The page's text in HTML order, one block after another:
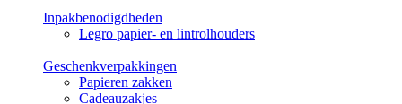
Inpakbenodigdheden
Legro papier- en lintrolhouders
Geschenkverpakkingen
Papieren zakken
Cadeauzakjes